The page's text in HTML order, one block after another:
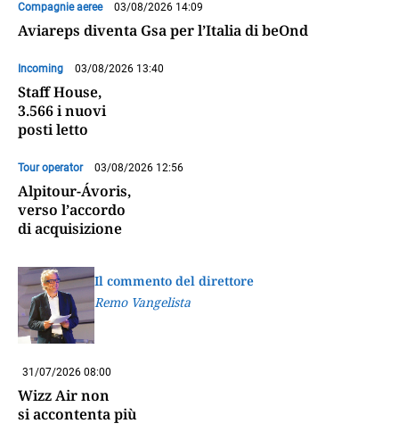
Compagnie aeree 03/08/2026 14:09
Aviareps diventa Gsa per l’Italia di beOnd
Incoming 03/08/2026 13:40
Staff House,
3.566 i nuovi
posti letto
Tour operator 03/08/2026 12:56
Alpitour-Ávoris,
verso l’accordo
di acquisizione
Il commento del direttore
Remo Vangelista
31/07/2026 08:00
Wizz Air non
si accontenta più